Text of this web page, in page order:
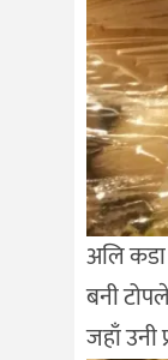
अलि कडा
बनी
जहाँ उनी